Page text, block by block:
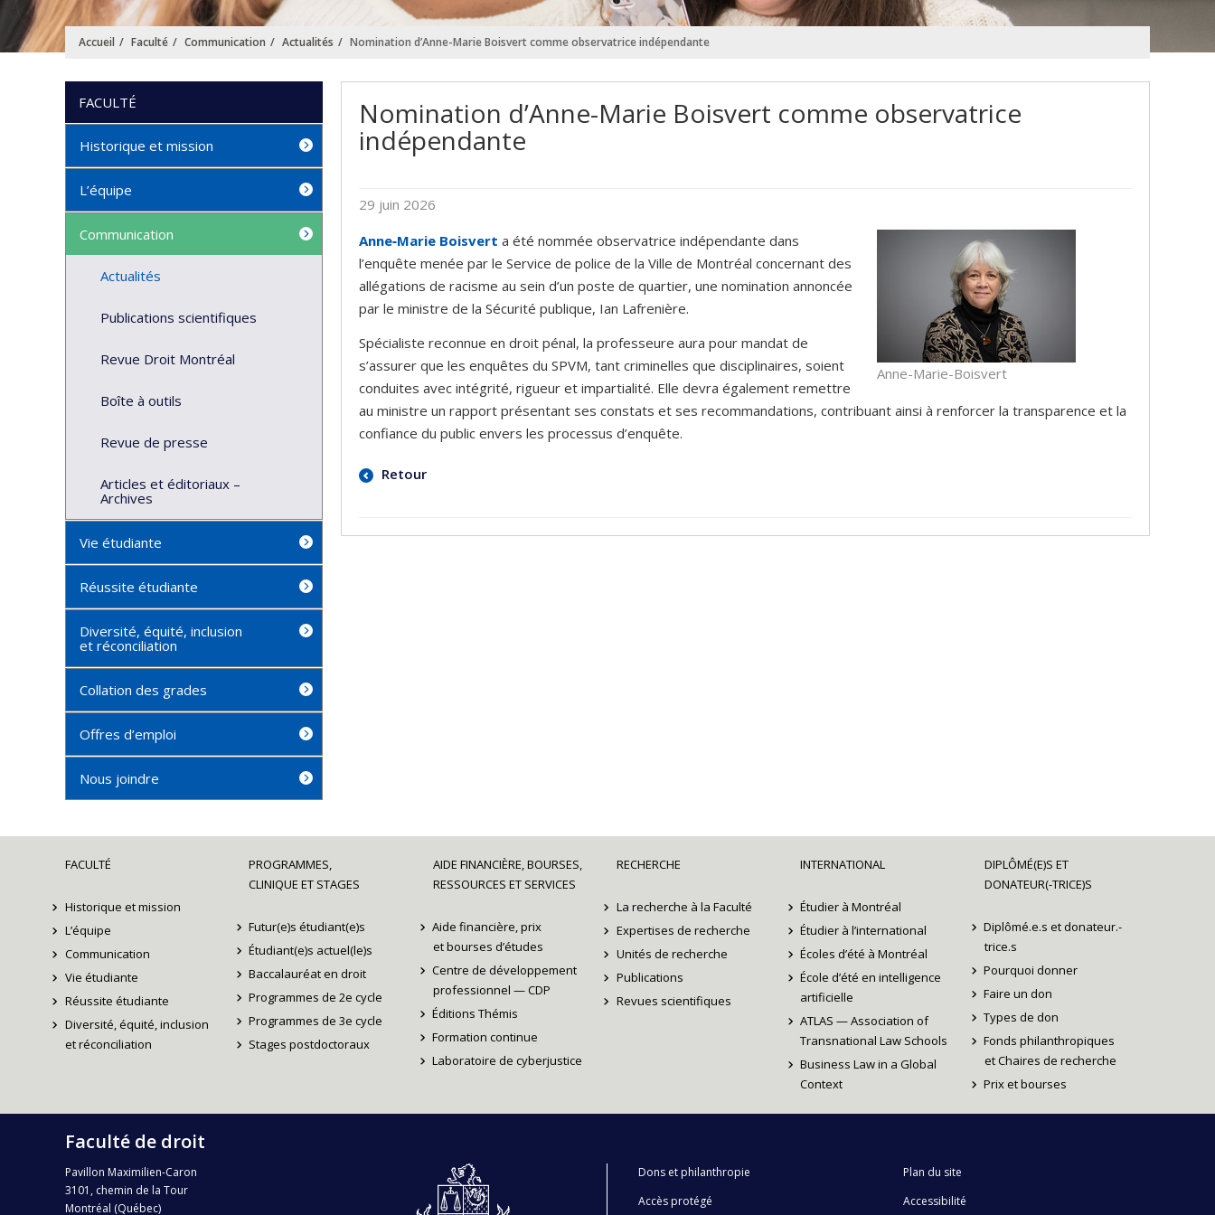
Accueil Faculté Communication Actualités Nomination d’Anne-Marie Boisvert comme observatrice indépendante
Nomination d’Anne-Marie Boisvert comme observatrice
indépendante
29 juin 2026
Anne-Marie-Boisvert
Anne‑Marie Boisvert a été nommée observatrice indépendante dans
l’enquête menée par le Service de police de la Ville de Montréal concernant des
allégations de racisme au sein d’un poste de quartier, une nomination annoncée
par le ministre de la Sécurité publique, Ian Lafrenière.
Spécialiste reconnue en droit pénal, la professeure aura pour mandat de
s’assurer que les enquêtes du SPVM, tant criminelles que disciplinaires, soient
conduites avec intégrité, rigueur et impartialité. Elle devra également remettre
au ministre un rapport présentant ses constats et ses recommandations, contribuant ainsi à renforcer la transparence et la
confiance du public envers les processus d’enquête.
Retour
FACULTÉ
Historique et mission
L’équipe
Communication
Actualités
Publications scientifiques
Revue Droit Montréal
Boîte à outils
Revue de presse
Articles et éditoriaux –
Archives
Vie étudiante
Réussite étudiante
Diversité, équité, inclusion
et réconciliation
Collation des grades
Offres d’emploi
Nous joindre
FACULTÉ
Historique et mission
L’équipe
Communication
Vie étudiante
Réussite étudiante
Diversité, équité, inclusion
et réconciliation
PROGRAMMES,
CLINIQUE ET STAGES
Futur(e)s étudiant(e)s
Étudiant(e)s actuel(le)s
Baccalauréat en droit
Programmes de 2e cycle
Programmes de 3e cycle
Stages postdoctoraux
AIDE FINANCIÈRE, BOURSES,
RESSOURCES ET SERVICES
Aide financière, prix
et bourses d’études
Centre de développement
professionnel — CDP
Éditions Thémis
Formation continue
Laboratoire de cyberjustice
RECHERCHE
La recherche à la Faculté
Expertises de recherche
Unités de recherche
Publications
Revues scientifiques
INTERNATIONAL
Étudier à Montréal
Étudier à l’international
Écoles d’été à Montréal
École d’été en intelligence
artificielle
ATLAS — Association of
Transnational Law Schools
Business Law in a Global
Context
DIPLÔMÉ(E)S ET
DONATEUR(-TRICE)S
Diplômé.e.s et donateur.-
trice.s
Pourquoi donner
Faire un don
Types de don
Fonds philanthropiques
et Chaires de recherche
Prix et bourses
Faculté de droit
Pavillon Maximilien-Caron
3101, chemin de la Tour
Montréal (Québec)
Dons et philanthropie
Accès protégé
Plan du site
Accessibilité